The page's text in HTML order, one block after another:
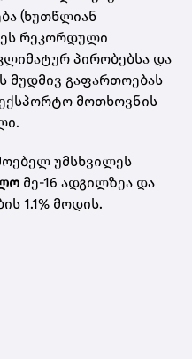
(ხუთწლიან
ეს რეკორდული
პირობებსა და
მუდმივ გაფართოებას
მოთხოვნის
უმსხვილეს
მე-16 ადგილზეა და
1.1% მოდის.